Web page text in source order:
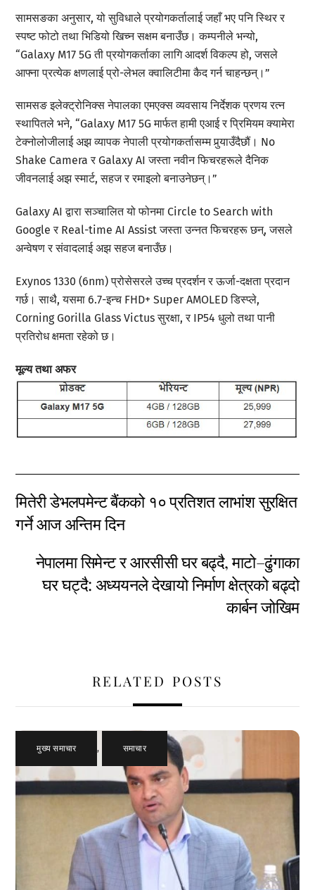
सामसङका अनुसार, यो सुविधाले प्रयोगकर्तालाई जहाँ भए पनि स्थिर र
स्पष्ट फोटो तथा भिडियो खिच्न सक्षम बनाउँछ। कम्पनीले भन्यो,
“Galaxy M17 5G ती प्रयोगकर्ताका लागि आदर्श विकल्प हो, जसले
आफ्ना प्रत्येक क्षणलाई प्रो-लेभल क्वालिटीमा कैद गर्न चाहन्छन्।”
सामसङ इलेक्ट्रोनिक्स नेपालका एमएक्स व्यवसाय निर्देशक प्रणय रत्न
स्थापितले भने, “Galaxy M17 5G मार्फत हामी एआई र प्रिमियम क्यामेरा
टेक्नोलोजीलाई अझ व्यापक नेपाली प्रयोगकर्तासम्म पुर्‍याउँदैछौं। No
Shake Camera र Galaxy AI जस्ता नवीन फिचरहरूले दैनिक
जीवनलाई अझ स्मार्ट, सहज र रमाइलो बनाउनेछन्।”
Galaxy AI द्वारा सञ्चालित यो फोनमा Circle to Search with
Google र Real-time AI Assist जस्ता उन्नत फिचरहरू छन्, जसले
अन्वेषण र संवादलाई अझ सहज बनाउँछ।
Exynos 1330 (6nm) प्रोसेसरले उच्च प्रदर्शन र ऊर्जा-दक्षता प्रदान
गर्छ। साथै, यसमा 6.7-इन्च FHD+ Super AMOLED डिस्प्ले,
Corning Gorilla Glass Victus सुरक्षा, र IP54 धुलो तथा पानी
प्रतिरोध क्षमता रहेको छ।
मूल्य तथा अफर
मितेरी डेभलपमेन्ट बैंकको १० प्रतिशत लाभांश सुरक्षित
गर्ने आज अन्तिम दिन
नेपालमा सिमेन्ट र आरसीसी घर बढ्दै, माटो–ढुंगाका
घर घट्दै: अध्ययनले देखायो निर्माण क्षेत्रको बढ्दो
कार्बन जोखिम
RELATED POSTS
मुख्य समाचार , समाचार